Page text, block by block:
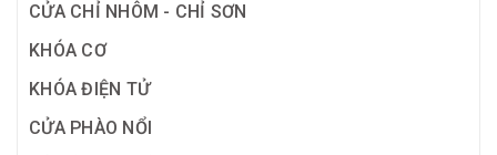
CỬA CHỈ NHÔM - CHỈ SƠN
KHÓA CƠ
KHÓA ĐIỆN TỬ
CỬA PHÀO NỔI